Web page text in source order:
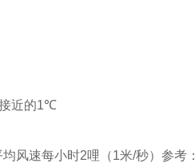
近的1℃
均风速每小时2哩（1米/秒）参考：